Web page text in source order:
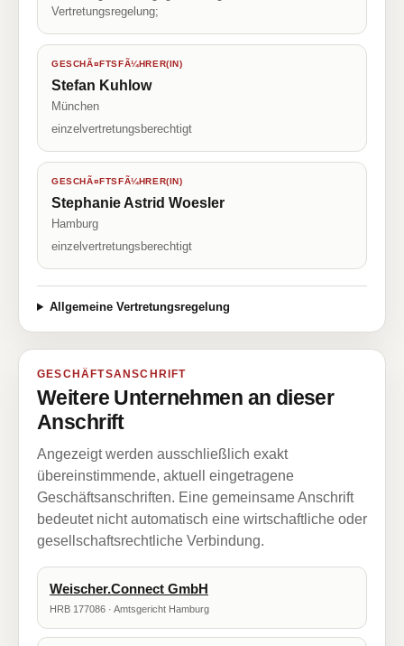
Vertretungsregelung;
GESCHÃ¤FTSFÃ¼HRER(IN)
Stefan Kuhlow
München
einzelvertretungsberechtigt
GESCHÃ¤FTSFÃ¼HRER(IN)
Stephanie Astrid Woesler
Hamburg
einzelvertretungsberechtigt
Allgemeine Vertretungsregelung
GESCHÄFTSANSCHRIFT
Weitere Unternehmen an dieser
Anschrift
Angezeigt werden ausschließlich exakt
übereinstimmende, aktuell eingetragene
Geschäftsanschriften. Eine gemeinsame Anschrift
bedeutet nicht automatisch eine wirtschaftliche oder
gesellschaftsrechtliche Verbindung.
Weischer.Connect GmbH
HRB 177086 · Amtsgericht Hamburg